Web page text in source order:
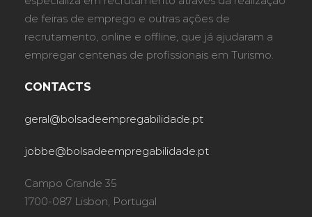
de feiras de emprego e outras ações de
recrutamento, online e offline, que já ajudaram a
empregar centenas de profissionais em Turismo.
CONTACTS
geral@bolsadeempregabilidade.pt
jobbe@bolsadeempregabilidade.pt
Campo Grande 35
1700-087 Lisbon, Portugal